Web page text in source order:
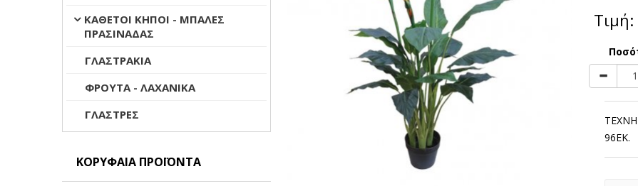
ΚΑΘΕΤΟΙ ΚΗΠΟΙ - ΜΠΑΛΕΣ
ΠΡΑΣΙΝΑΔΑΣ
ΓΛΑΣΤΡΑΚΙΑ
ΦΡΟΥΤΑ - ΛΑΧΑΝΙΚΑ
ΓΛΑΣΤΡΕΣ
ΚΟΡΥΦΑΊΑ ΠΡΟΪΌΝΤΑ
Τιμή:
96ΕΚ.